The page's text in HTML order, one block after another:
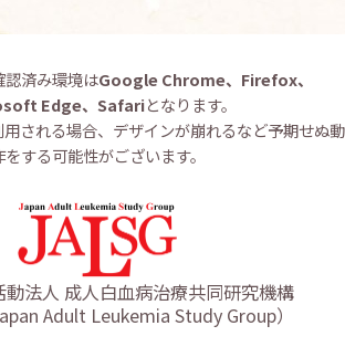
認済み環境はGoogle Chrome、Firefox、
Edge、Safariとなります。
される場合、デザインが崩れるなど予期せぬ動
をする可能性がございます。
動法人 成人白血病治療共同研究機構
Adult Leukemia Study Group）